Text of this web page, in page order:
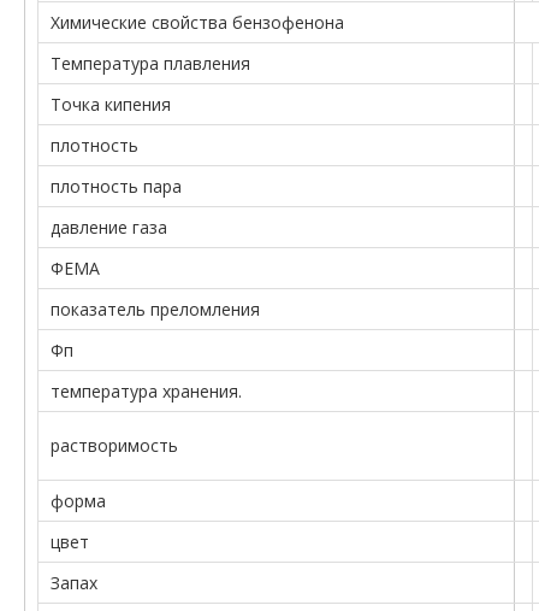
Химические свойства бензофенона
Температура плавления
Точка кипения
плотность
плотность пара
давление газа
ФЕМА
показатель преломления
Фп
температура хранения.
растворимость
форма
цвет
Запах